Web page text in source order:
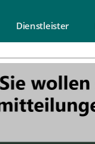
Dienstleister